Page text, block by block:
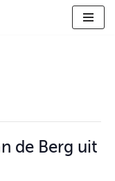
de Berg uit